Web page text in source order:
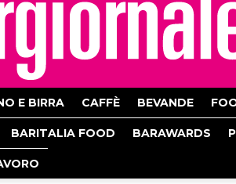
E BIRRA CAFFÈ BEVANDE
BARITALIA FOOD BARAWARDS